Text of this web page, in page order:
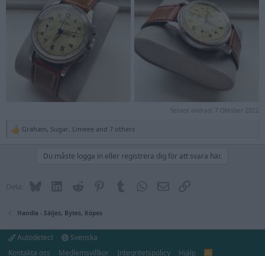
Senast ändrad: 7 Oktober 2022
R
Graham, Sugar, Limeee and 7 others
Du måste logga in eller registrera dig för att svara här.
Handla - Säljes, Bytes, Köpes
Autodetect
Svenska
Kontakta oss
Medlemsvillkor Integritetspolicy Hjälp R